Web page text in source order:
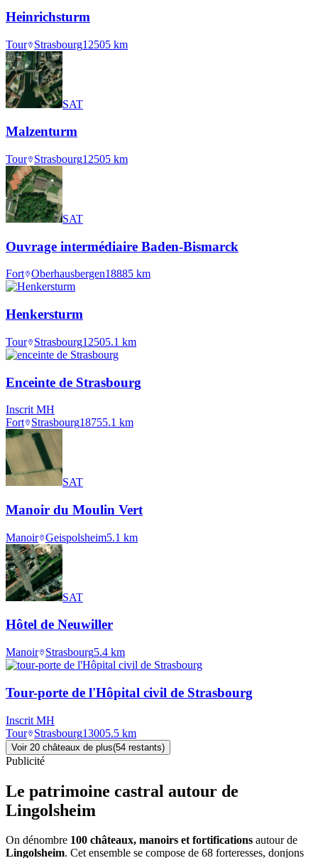
Heinrichsturm
Tour Strasbourg12505 km
SAT
Malzenturm
Tour Strasbourg12505 km
SAT
Ouvrage intermédiaire Baden-Bismarck
Fort Oberhausbergen18885 km
Henkersturm
Tour Strasbourg12505.1 km
Enceinte de Strasbourg
Inscrit MH
Fort
Strasbourg18755.1 km
SAT
Manoir du Moulin Vert
Manoir Geispolsheim5.1 km
SAT
Hôtel de Neuwiller
Manoir Strasbourg5.4 km
Tour-porte de l'Hôpital civil de Strasbourg
Inscrit MH
Tour
Strasbourg13005.5 km
Voir 20 châteaux de plus(54 restants)
Publicité
Le patrimoine castral autour de
Lingolsheim
On dénombre 100 châteaux, manoirs et fortifications autour de
Lingolsheim. Cet ensemble se compose de 68 forteresses, donjons